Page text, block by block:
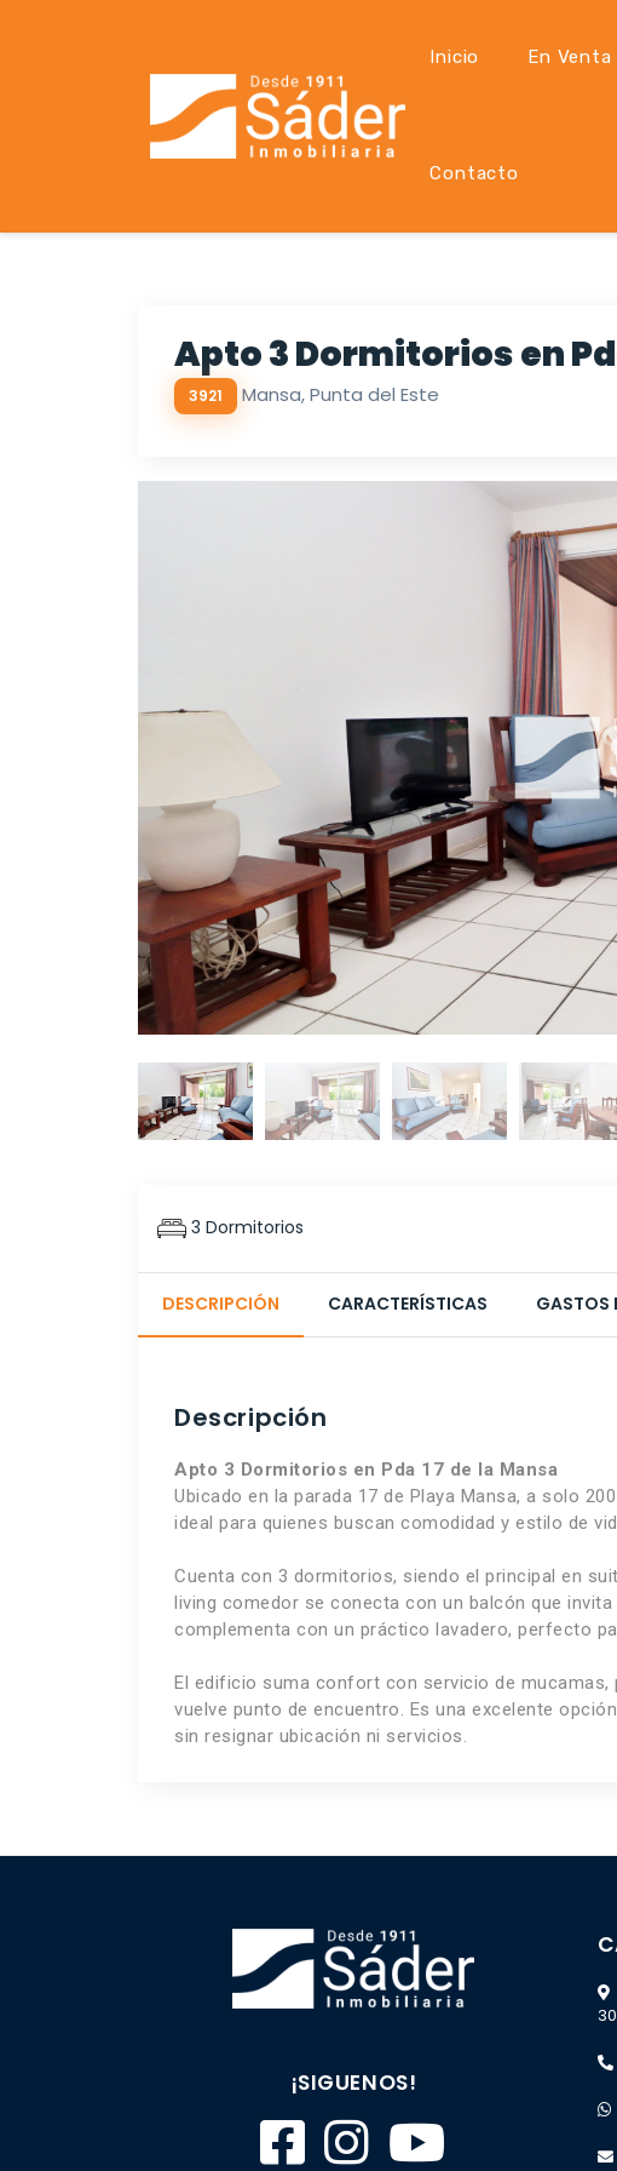
Inicio En Venta
Contacto
Apto 3 Dormitorios en
3921 Mansa, Punta del Este
3 Dormitorios
DESCRIPCIÓN CARACTERÍSTICAS GASTOS
Descripción
Apto 3 Dormitorios en Pda 17 de la Mansa
Ubicado en la parada 17 de Playa Mansa, a solo
ideal para quienes buscan comodidad y estilo de
Cuenta con 3 dormitorios, siendo el principal en
living comedor se conecta con un balcón que
complementa con un práctico lavadero, perfecto
El edificio suma confort con servicio de
vuelve punto de encuentro. Es una excelente
sin resignar ubicación ni servicios.
¡SIGUENOS!